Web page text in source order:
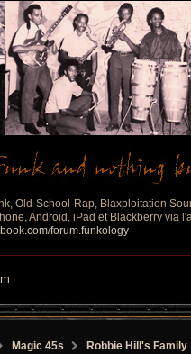
Old-School-Rap, Blaxploitation
Android, iPad et Blackberry via
forum.funkology
Magic 45s Robbie Hill's Family